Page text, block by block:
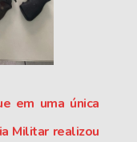
em uma única
Militar realizou